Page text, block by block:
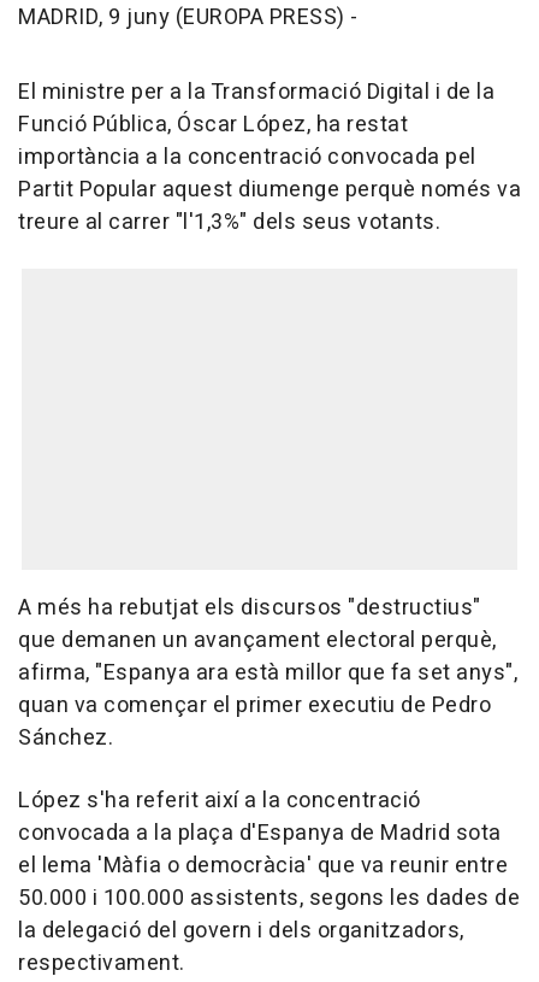
MADRID, 9 juny (EUROPA PRESS) -
El ministre per a la Transformació Digital i de la
Funció Pública, Óscar López, ha restat
importància a la concentració convocada pel
Partit Popular aquest diumenge perquè només va
treure al carrer "l'1,3%" dels seus votants.
A més ha rebutjat els discursos "destructius"
que demanen un avançament electoral perquè,
afirma, "Espanya ara està millor que fa set anys",
quan va començar el primer executiu de Pedro
Sánchez.
López s'ha referit així a la concentració
convocada a la plaça d'Espanya de Madrid sota
el lema 'Màfia o democràcia' que va reunir entre
50.000 i 100.000 assistents, segons les dades de
la delegació del govern i dels organitzadors,
respectivament.